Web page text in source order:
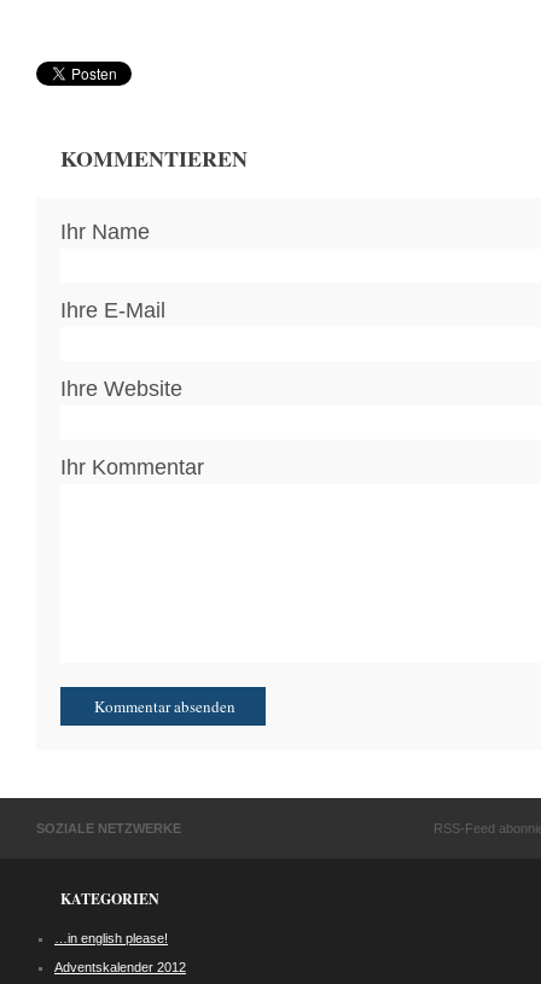
KOMMENTIEREN
Ihr Name
Ihre E-Mail
Ihre Website
Ihr Kommentar
SOZIALE NETZWERKE RSS-Feed
KATEGORIEN
…in english please!
Adventskalender 2012